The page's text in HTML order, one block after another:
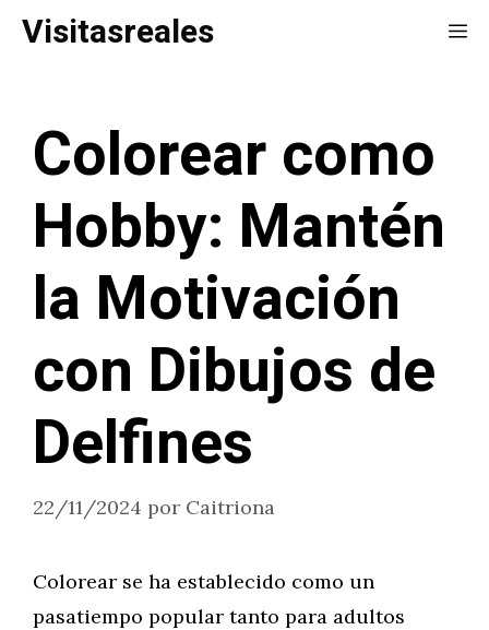
Saltar
Visitasreales
Colorear como
Hobby: Mantén
la Motivación
con Dibujos de
Delfines
22/11/2024 por Caitriona
Colorear se ha establecido como un
pasatiempo popular tanto para adultos